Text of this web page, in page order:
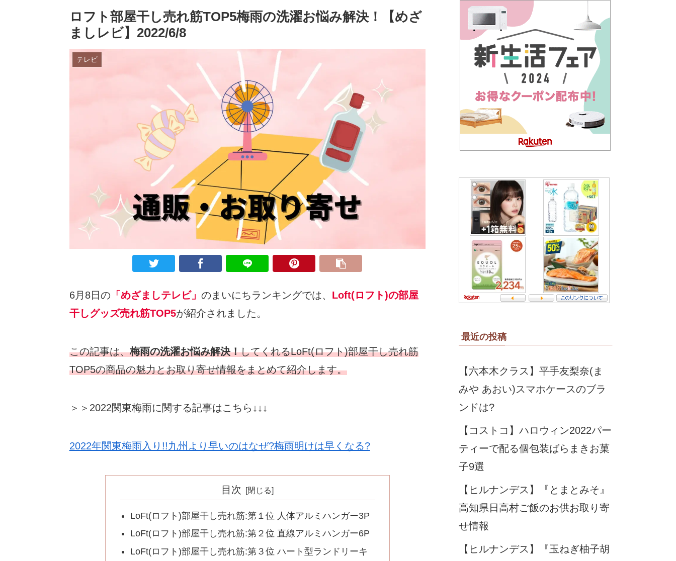
ロフト部屋干し売れ筋TOP5梅雨の洗濯お悩み解決！【めざ
ましレビ】2022/6/8
テレビ
6月8日の 「めざましテレビ」 のまいにちランキングでは、 Loft(ロフト)の部屋
干しグッズ売れ筋TOP5が紹介されました。
この記事は、梅雨の洗濯お悩み解決！してくれるLoFt(ロフト)部屋干し売れ筋
TOP5の商品の魅力とお取り寄せ情報をまとめて紹介します。
＞＞2022関東梅雨に関する記事はこちら↓↓↓
2022年関東梅雨入り!!九州より早いのはなぜ?梅雨明けは早くなる?
目次
LoFt(ロフト)部屋干し売れ筋:第１位 人体アルミハンガー3P
LoFt(ロフト)部屋干し売れ筋:第２位 直線アルミハンガー6P
LoFt(ロフト)部屋干し売れ筋:第３位 ハート型ランドリーキ
最近の投稿
【六本木クラス】平手友梨奈(ま
みや あおい)スマホケースのブラ
ンドは?
【コストコ】ハロウィン2022パー
ティーで配る個包装ばらまきお菓
子9選
【ヒルナンデス】『とまとみそ』
高知県日高村ご飯のお供お取り寄
せ情報
【ヒルナンデス】『玉ねぎ柚子胡